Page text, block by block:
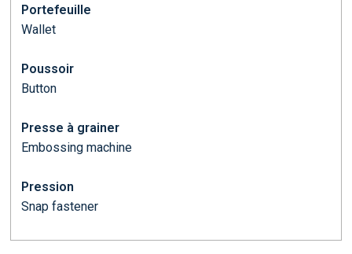
Portefeuille
Wallet
Poussoir
Button
Presse à grainer
Embossing machine
Pression
Snap fastener